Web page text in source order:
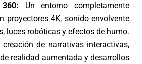
Un entorno completamente
proyectores 4K, sonido envolvente
luces robóticas y efectos de humo.
de narrativas interactivas,
realidad aumentada y desarrollos